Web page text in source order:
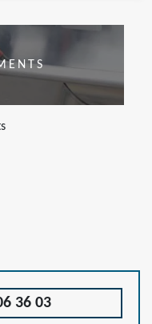
36 03